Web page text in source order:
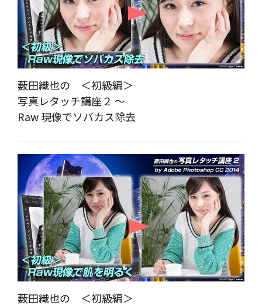
薮田織也の ＜初級編＞
写真レタッチ講座２ ～
Raw 現像でソバカス除去
薮田織也の ＜初級編＞